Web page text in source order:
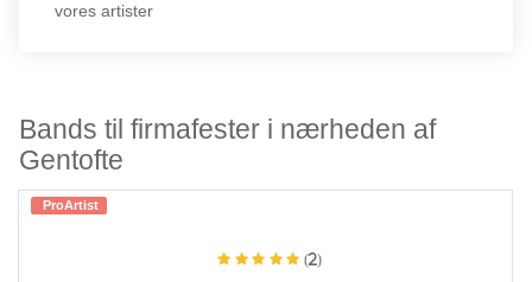
vores artister
Bands til firmafester i nærheden af
Gentofte
ProArtist
(2)